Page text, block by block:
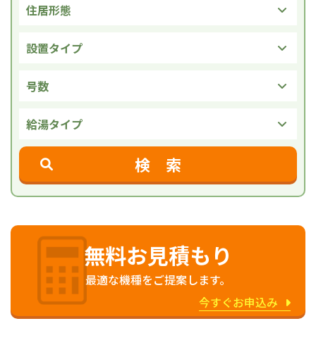
無料お見積もり
最適な機種をご提案します。
今すぐお申込み
住居形態
設置タイプ
号数
給湯タイプ
検 索